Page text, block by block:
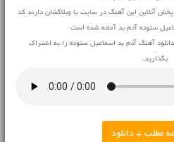
آنلاین این آهنگ در سایت یا وبلاگشان دارند کد
ستوده آدمِ بد آماده شده است
آهنگ آدمِ بد اسماعیل ستوده را به اشتراک
بگذارید.
مطلب + دانلود